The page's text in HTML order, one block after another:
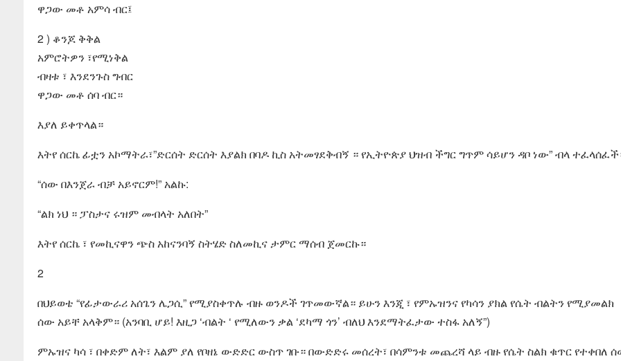
ዋጋው መቶ አምሳ ብር፤
2 ) ቆንጆ ቅቅል
አምሮትዎን ፣የሚነቅል
ብዛቱ ፣ እንደንጉስ ግብር
ዋጋው መቶ ሰባ ብር።
እያለ ይቀጥላል።
እትየ ሰርኬ ፊቷን አኮማትራ፣”ድርሰት ድርሰት እያልክ በባዶ ኪስ አትመፃደቅብኝ ። የኢትዮጵያ ህዝብ ችግር ግጥም ሳይሆን ዳቦ ነው” ብላ
“ሰው በእንጀራ ብቻ አይኖርም!” አልኩ:
“ልክ ነህ ። ፓስታና ሩዝም መብላት አለበት”
እትየ ሰርኬ ፣ የመኪናዋን ጭስ አከናንባኝ ስትሄድ ስለመኪና ታምር ማሰብ ጀመርኩ።
2
በህይወቴ “የፊታውራሪ አሰጌን ሌጋሲ” የሚያስቀጥሉ ብዙ ወንዶች ገጥመውኛል። ይሁን እንጂ ፣ የምኡዝንና የካሳን ያክል የሴት ብልትን የሚያመልክ
ሰው አይቸ አላቅም። (አንባቢ ሆይ! እዚጋ ‘ብልት ‘ የሚለውን ቃል ‘ደካማ ጎን’ ብለህ እንደማትፈታው ተስፋ አለኝ”)
ምኡዝና ካሳ ፣ በቀድም ለት፣ እልም ያለ የቦዘኔ ውድድር ውስጥ ገቡ። በውድድሩ መሰረት፣ በሳምንቱ መጨረሻ ላይ ብዙ የሴት ስልክ ቁጥር የተቀበለ